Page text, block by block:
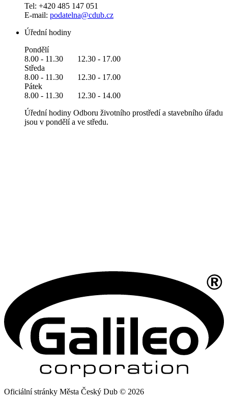
Tel: +420 485 147 051
E-mail: podatelna@cdub.cz
Úřední hodiny
Pondělí
8.00 - 11.30 12.30 - 17.00
Středa
8.00 - 11.30 12.30 - 17.00
Pátek
8.00 - 11.30 12.30 - 14.00
Úřední hodiny Odboru životního prostředí a stavebního úřadu
jsou v pondělí a ve středu.
Oficiální stránky Města Český Dub © 2026